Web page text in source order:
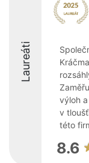
Laureáti
výloh
v
této
8.6